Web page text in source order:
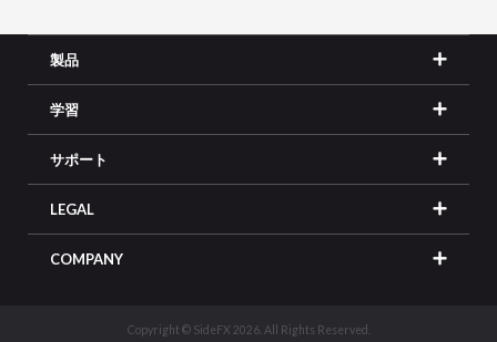
製品
学習
サポート
LEGAL
COMPANY
Copyright © SideFX 2026. All Rights Reserved.